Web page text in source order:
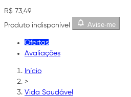
R$ 73,49
Produto indisponível
Avise-me
Ofertas
Avaliações
Início
>
Vida Saudável